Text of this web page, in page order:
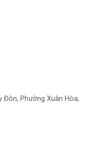
Đôn, Phường Xuân Hòa,